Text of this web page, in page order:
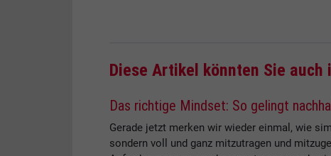
Diese Artikel könnten Sie auch
Das richtige Mindset: So gelingt
Gerade jetzt merken wir wieder einmal, wie
sondern voll und ganz mitzutragen und